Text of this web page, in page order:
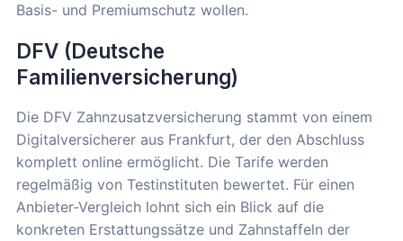
Basis- und Premiumschutz wollen.
DFV (Deutsche
Familienversicherung)
Die DFV Zahnzusatzversicherung stammt von einem
Digitalversicherer aus Frankfurt, der den Abschluss
komplett online ermöglicht. Die Tarife werden
regelmäßig von Testinstituten bewertet. Für einen
Anbieter-Vergleich lohnt sich ein Blick auf die
konkreten Erstattungssätze und Zahnstaffeln der